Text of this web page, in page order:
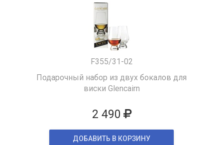
F355/31-02
Подарочный набор из двух бокалов для
виски Glencairn
2 490
ДОБАВИТЬ В КОРЗИНУ